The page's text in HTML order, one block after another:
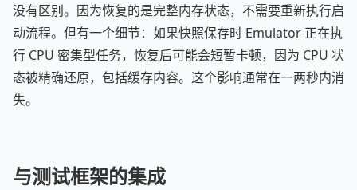
没有区别。因为恢复的是完整内存状态，不需要重新执行启
动流程。但有一个细节：如果快照保存时 Emulator 正在执
行 CPU 密集型任务，恢复后可能会短暂卡顿，因为 CPU 状
态被精确还原，包括缓存内容。这个影响通常在一两秒内消
失。
与测试框架的集成